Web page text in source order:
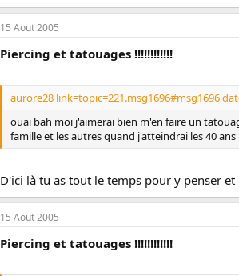
15 Aout 2005
Piercing et tatouages !!!!!!!!!!!!
aurore28 link=topic=221.msg1696#msg1696
ouai bah moi j'aimerai bien m'en faire un
famille et les autres quand j'atteindrai les 40
D'ici là tu as tout le temps pour y penser
15 Aout 2005
Piercing et tatouages !!!!!!!!!!!!